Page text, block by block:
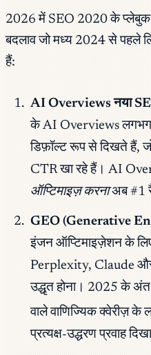
2026 में SEO 2020 के प्लेबुक
बदलाव जो मध्य 2024 से पहले
हैं:
AI Overviews नया
के AI Overviews लगभग
डिफ़ॉल्ट रूप से दिखते हैं,
CTR खा रहे हैं। AI
ऑप्टिमाइज़ करनाअब #1
GEO (Generative
इंजन ऑप्टिमाइज़ेशन के
Perplexity, Claude
उद्धृत होना। 2025 के
वाले वाणिज्यिक क्वेरीज़ के
प्रत्यक्ष-उद्धरण प्रवाह